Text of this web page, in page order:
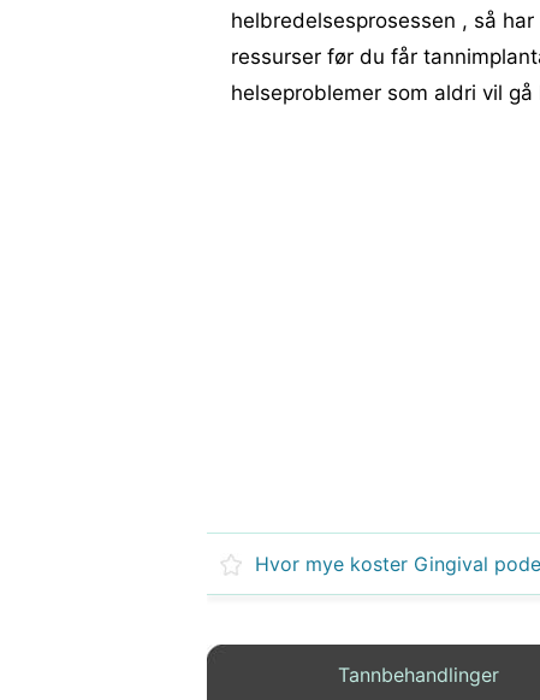
helbredelsesprosessen , så
ressurser før du får
helseproblemer som aldri vil gå
Hvor mye koster Gingival
Tannbehandlinger